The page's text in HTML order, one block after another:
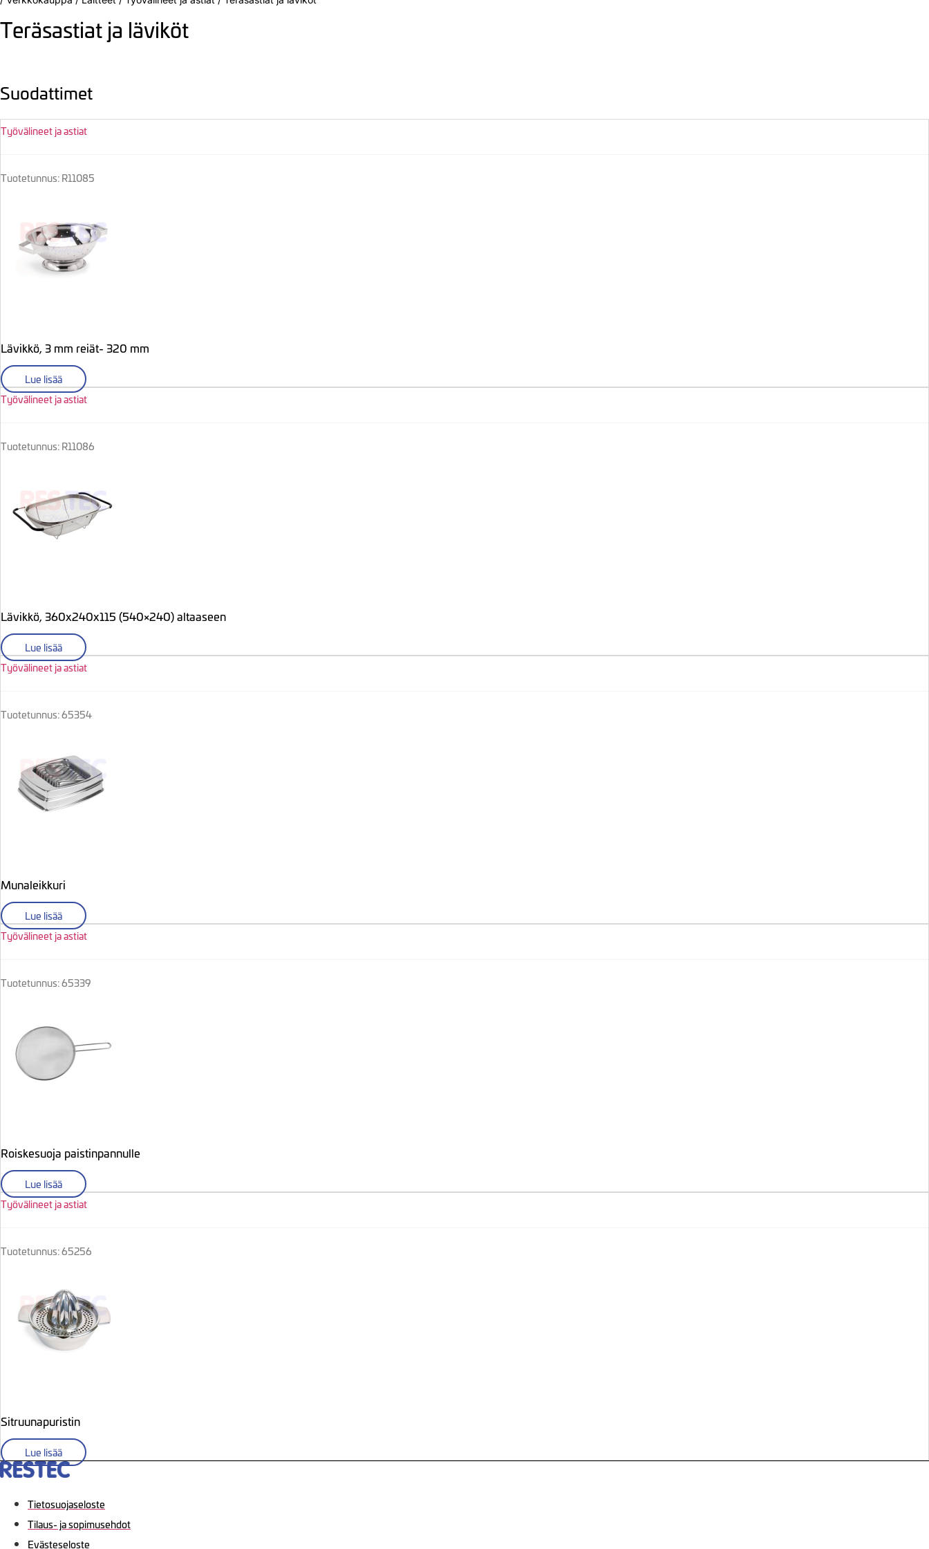
Teräsastiat ja läviköt
Suodattimet
Työvälineet ja astiat
Tuotetunnus: R11085
Lävikkö, 3 mm reiät- 320 mm
Lue lisää
Työvälineet ja astiat
Tuotetunnus: R11086
Lävikkö, 360x240x115 (540×240) altaaseen
Lue lisää
Työvälineet ja astiat
Tuotetunnus: 65354
Munaleikkuri
Lue lisää
Työvälineet ja astiat
Tuotetunnus: 65339
Roiskesuoja paistinpannulle
Lue lisää
Työvälineet ja astiat
Tuotetunnus: 65256
Sitruunapuristin
Lue lisää
Tietosuojaseloste
Tilaus- ja sopimusehdot
Evästeseloste